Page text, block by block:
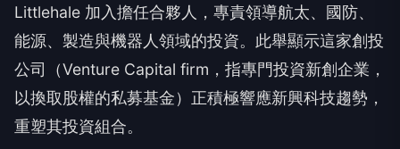
Littlehale 加入擔任合夥人，專責領導航太、國防、
能源、製造與機器人領域的投資。此舉顯示這家創投
公司（Venture Capital firm，指專門投資新創企業，
以換取股權的私募基金）正積極響應新興科技趨勢，
重塑其投資組合。